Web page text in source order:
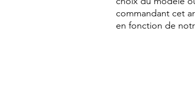
commandant cet
en fonction de